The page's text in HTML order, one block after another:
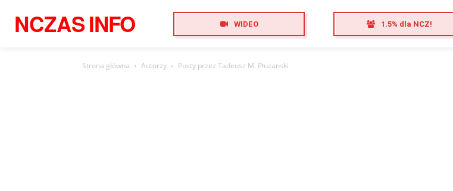
NCZASINFO WIDEO 1.5% dla NCZ!
Strona główna Autorzy Posty przez Tadeusz M. Płużanski